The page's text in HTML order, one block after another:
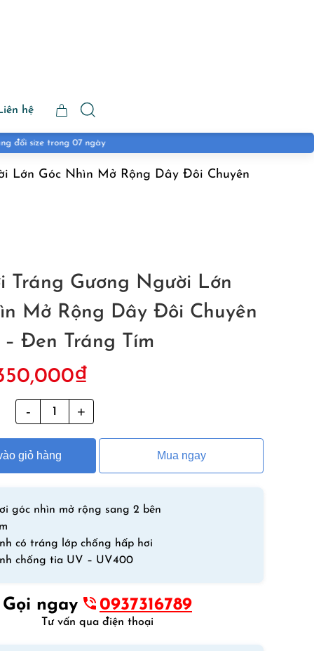
hệ
Lớn Góc Nhìn Mở Rộng Dây Đôi Chuyên
Tráng Gương Người Lớn
Mở Rộng Dây Đôi Chuyên
Đen Tráng Tím
₫
tại
Bơi
Tráng
Gương
Người
Góc
Mở
Rộng
Chuyên
Nghiệp
–
giỏ hàng Mua ngay
góc nhìn mở rộng sang 2 bên
có tráng lớp chống hấp hơi
chống tia UV – UV400
Gọi ngay 0937316789
Tư vấn qua điện thoại